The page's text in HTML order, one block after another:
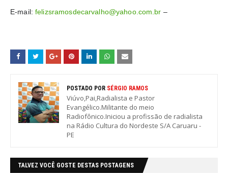
E-mail:felizsramosdecarvalho@yahoo.com.br –
POSTADO POR SÉRGIO RAMOS
Viúvo,Pai,Radialista e Pastor
Evangélico.Militante do meio
Radiofônico.Iniciou a profissão de radialista
na Rádio Cultura do Nordeste S/A Caruaru -
PE
TALVEZ VOCÊ GOSTE DESTAS POSTAGENS